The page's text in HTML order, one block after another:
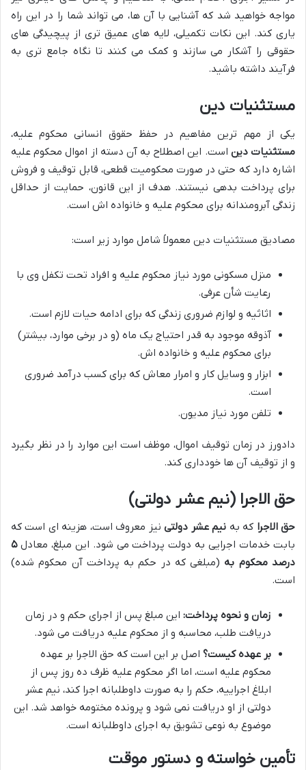
مواجه خواهید شد که آشنایی با آن ها، می تواند شما را در این راه
یاری کند. این نکات تکمیلی، لایه های عمیق تری از پیچیدگی های
حقوقی را آشکار می سازند و کمک می کنند تا نگاه جامع تری به
فرآیند داشته باشید.
مستثنیات دین
یکی از مهم ترین مفاهیم در حفظ حقوق انسانی محکوم علیه،
مستثنیات دین است. این اصطلاح به آن دسته از اموال محکوم علیه
اشاره دارد که حتی در صورت محکومیت قطعی، قابل توقیف و فروش
برای پرداخت بدهی نیستند. هدف از این قانون، حمایت از حداقل
زندگی آبرومندانه برای محکوم علیه و خانواده اش است.
مصادیق مستثنیات دین معمولاً شامل موارد زیر است:
منزل مسکونی مورد نیاز محکوم علیه و افراد تحت تکفل وی با
رعایت شأن عرفی.
اثاثیه و لوازم ضروری زندگی که برای ادامه حیات لازم است.
آذوقه موجود به قدر احتیاج یک ماه (و در برخی موارد، بیشتر)
برای محکوم علیه و خانواده اش.
ابزار و وسایل کار و امرار معاش که برای کسب درآمد ضروری
است.
تلفن مورد نیاز مدیون.
دادورز در زمان توقیف اموال، موظف است این موارد را در نظر بگیرد
و از توقیف آن ها خودداری کند.
حق الاجرا (نیم عشر دولتی)
حق الاجرا که به نیم عشر دولتینیز معروف است، هزینه ای است که
بابت خدمات اجرایی به دولت پرداخت می شود. این مبلغ، معادل۵
درصد محکوم به (مبلغی که در حکم به پرداخت آن محکوم شده)
است.
زمان و نحوه پرداخت: این مبلغ پس از اجرای حکم و در زمان
دریافت طلب، محاسبه و از محکوم علیه دریافت می شود.
بر عهده کیست؟ اصل بر این است که حق الاجرا بر عهده
محکوم علیه است، اما اگر محکوم علیه ظرف ده روز پس از
ابلاغ اجراییه، حکم را به صورت داوطلبانه اجرا کند، نیم عشر
دولتی از او دریافت نمی شود و پرونده مختومه خواهد شد. این
موضوع به نوعی تشویق به اجرای داوطلبانه است.
تأمین خواسته و دستور موقت